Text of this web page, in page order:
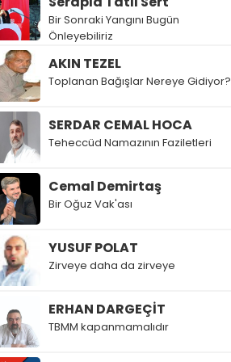
Bir Sonraki Yangını Bugün
Önleyebiliriz
AKIN TEZEL
Toplanan Bağışlar Nereye Gidiyor?
SERDAR CEMAL HOCA
Teheccüd Namazının Faziletleri
Cemal Demirtaş
Bir Oğuz Vak'ası
YUSUF POLAT
Zirveye daha da zirveye
ERHAN DARGEÇİT
TBMM kapanmamalıdır